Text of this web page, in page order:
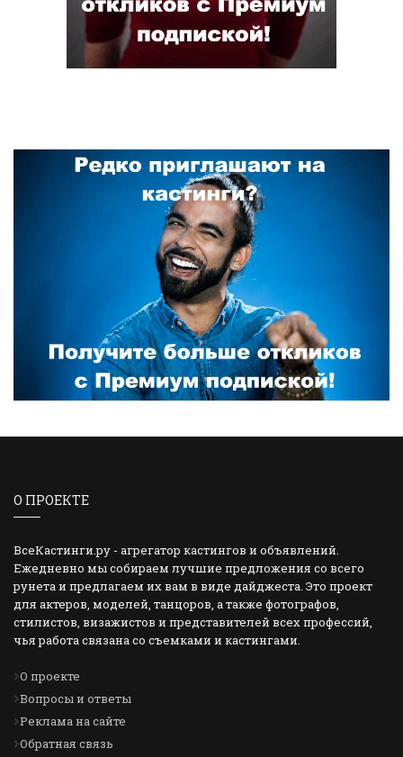
О ПРОЕКТЕ
ВсеКастинги.ру - агрегатор кастингов и объявлений.
Ежедневно мы собираем лучшие предложения со всего
рунета и предлагаем их вам в виде дайджеста. Это проект
для актеров, моделей, танцоров, а также фотографов,
стилистов, визажистов и представителей всех профессий,
чья работа связана со съемками и кастингами.
О проекте
Вопросы и ответы
Реклама на сайте
Обратная связь